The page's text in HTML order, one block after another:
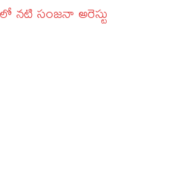
నటి సంజనా అరెస్టు